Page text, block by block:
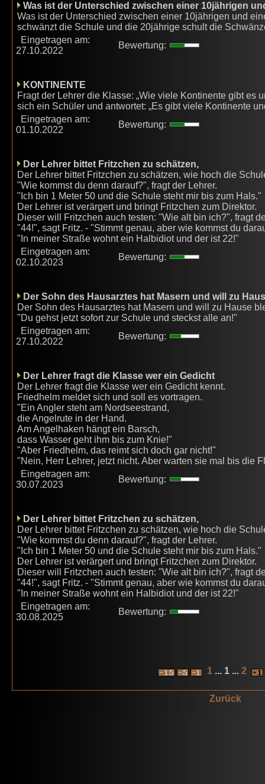
Was ist der Unterschied zwischen einer 10jährigen
Was ist der Unterschied zwischen einer 10jährigen und
schwänzt die Schule und die 20jährige schult die
Eingetragen am:
27.10.2022
Bewertung:
KONTINENTE
Fragt der Lehrer die Klasse: „Wie viele Kontinente gibt es
sich ein Schüler und antwortet: „Es gibt viele Kontinente
Eingetragen am:
01.10.2022
Bewertung:
Der Lehrer bittet Fritzchen zu schätzen,
Der Lehrer bittet Fritzchen zu schätzen, wie hoch die
"Wie kommst du denn darauf?", fragt der Lehrer.
"Ich bin 1 Meter 50 und die Schule steht mir bis zum Hals."
Der Lehrer ist verärgert und bringt Fritzchen zum Direktor.
Dieser will Fritzchen auch testen: "Wie alt bin ich?", fragt
"44!", sagt Fritz. - "Stimmt genau, aber wie kommst du
"In meiner Straße wohnt ein Halbidiot und der ist 22!"
Eingetragen am:
02.10.2023
Bewertung:
Der Sohn des Hausarztes hat Masern und will zu
Der Sohn des Hausarztes hat Masern und will zu Hause
"Du gehst jetzt sofort zur Schule und steckst alle an!"
Eingetragen am:
27.10.2022
Bewertung:
Der Lehrer fragt die Klasse wer ein Gedicht
Der Lehrer fragt die Klasse wer ein Gedicht kennt.
Friedhelm meldet sich und soll es vortragen.
"Ein Angler steht am Nordseestrand,
die Angelrute in der Hand.
Am Angelhaken hängt ein Barsch,
dass Wasser geht ihm bis zum Knie!"
"Aber Friedhelm, das reimt sich doch gar nicht!"
"Nein, Herr Lehrer, jetzt nicht. Aber warten sie mal bis die
Eingetragen am:
30.07.2023
Bewertung:
Der Lehrer bittet Fritzchen zu schätzen,
Der Lehrer bittet Fritzchen zu schätzen, wie hoch die
"Wie kommst du denn darauf?", fragt der Lehrer.
"Ich bin 1 Meter 50 und die Schule steht mir bis zum Hals."
Der Lehrer ist verärgert und bringt Fritzchen zum Direktor.
Dieser will Fritzchen auch testen: "Wie alt bin ich?", fragt
"44!", sagt Fritz. - "Stimmt genau, aber wie kommst du
"In meiner Straße wohnt ein Halbidiot und der ist 22!"
Eingetragen am:
30.08.2025
Bewertung:
1 ... 1 ... 2
Zurück